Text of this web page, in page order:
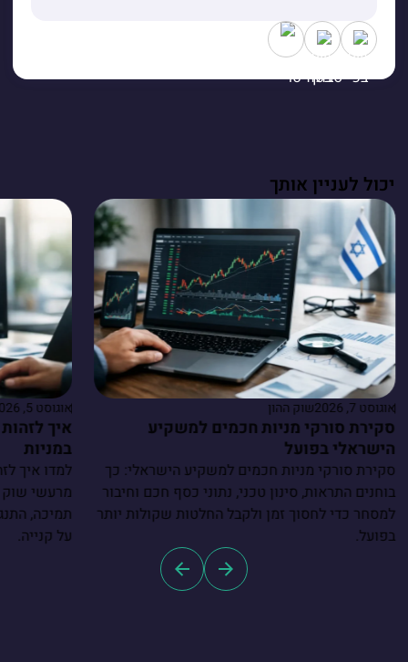
יכול לעניין אותך
אוגוסט 7, 2026 שוק ההון
סקירת סורקי מניות חכמים למשקיע
הישראלי בפועל
סקירת סורקי מניות חכמים למשקיע הישראלי: כך
בוחנים התראות, סינון טכני, נתוני כסף חכם וחיבור
למסחר כדי לחסוך זמן ולקבל החלטות שקולות יותר
בפועל.
אוגוסט 5, 2026
איך
במניות
למדו איך
מרעשי שוק
תמיכה,
על קנייה.